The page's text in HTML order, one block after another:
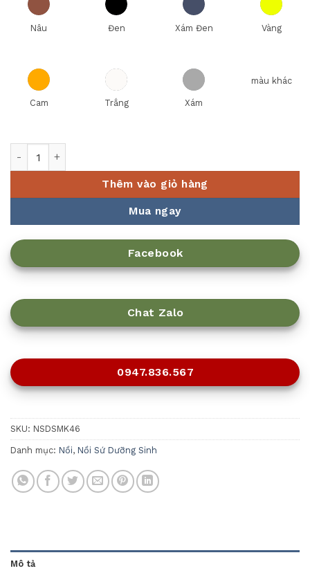
Nâu Đen Xám Đen Vàng
Cam Trắng Xám
màu khác
Thêm vào giỏ hàng
Mua ngay
Facebook
Chat Zalo
0947.836.567
SKU: NSDSMK46
Danh mục: Nồi, Nồi Sứ Dưỡng Sinh
Mô tả